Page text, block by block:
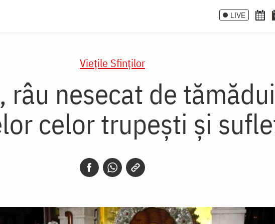
LIVE
Vieţile Sfinţilor
râu nesecat de
celor trupești și